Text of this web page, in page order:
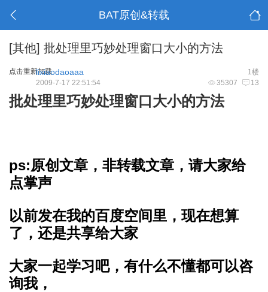
BAT原创&转载
[其他] 批处理里巧妙处理窗口大小的方法
点击重新加载 1楼
lixiaodaoaaa
35307 13
2009-7-17 22:51:54
批处理里巧妙处理窗口大小的方法
ps:原创文章，非转载文章，请大家给
点掌声
以前发在我的百度空间里，现在想算
了，还是共享给大家
大家一起学习吧，有什么不懂都可以咨
询我，